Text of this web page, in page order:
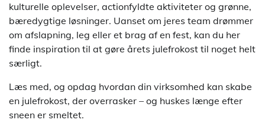
kulturelle oplevelser, actionfyldte aktiviteter og grønne,
bæredygtige løsninger. Uanset om jeres team drømmer
om afslapning, leg eller et brag af en fest, kan du her
finde inspiration til at gøre årets julefrokost til noget helt
særligt.
Læs med, og opdag hvordan din virksomhed kan skabe
en julefrokost, der overrasker – og huskes længe efter
sneen er smeltet.